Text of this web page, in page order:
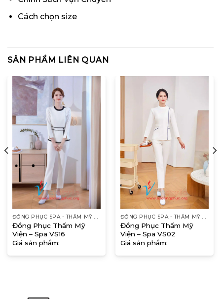
Cách chọn size
SẢN PHẨM LIÊN QUAN
ĐỒNG PHỤC SPA - THẨM MỸ VIỆN
Đồng Phục Thấm Mỹ
Viện – Spa VS16
Giá sản phẩm:
ĐỒNG PHỤC SPA - THẨM MỸ VIỆN
Đồng Phục Thấm Mỹ
Viện – Spa VS02
Giá sản phẩm: